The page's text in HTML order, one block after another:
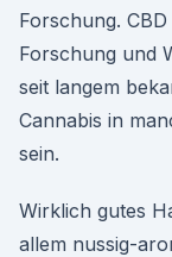
Forschung.
Forschung und
seit langem
Cannabis in
sein.
Wirklich gutes
allem nussig-